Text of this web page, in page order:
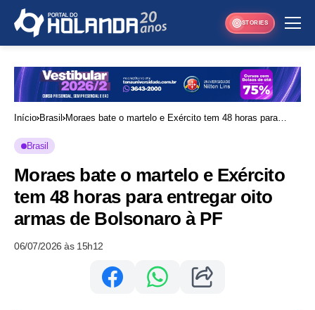
STORIES
Início Brasil
Moraes bate o martelo e Exército tem 48 horas para
Brasil
Moraes bate o martelo e Exército
tem 48 horas para entregar oito
armas de Bolsonaro à PF
06/07/2026 às 15h12